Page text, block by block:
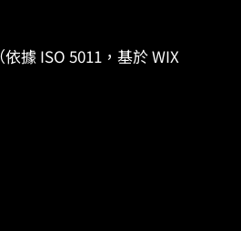
據 ISO 5011，基於 WIX